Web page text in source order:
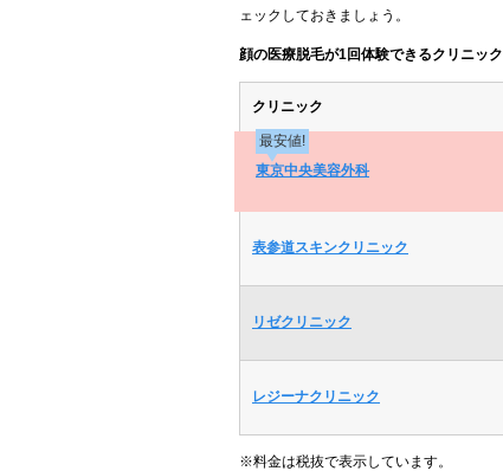
ェックしておきましょう。
顔の医療脱毛が1回体験できるクリニック
クリニック
最安値!
東京中央美容外科
表参道スキンクリニック
リゼクリニック
レジーナクリニック
※料金は税抜で表示しています。